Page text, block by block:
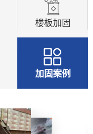
楼板加固
加固案例